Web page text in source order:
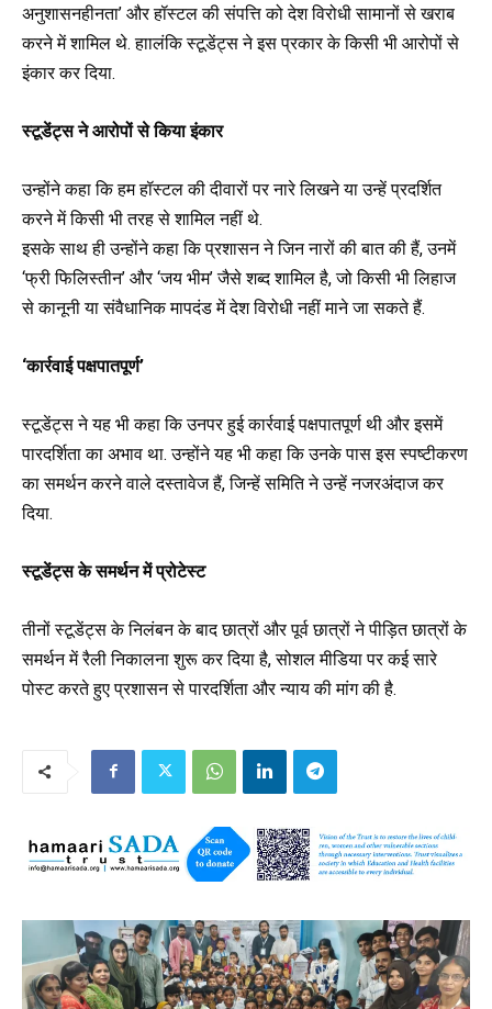
अनुशासनहीनता’ और हॉस्टल की संपत्ति को देश विरोधी सामानों से खराब
करने में शामिल थे. हाालंकि स्टूडेंट्स ने इस प्रकार के किसी भी आरोपों से
इंकार कर दिया.
स्टूडेंट्स ने आरोपों से किया इंकार
उन्होंने कहा कि हम हॉस्टल की दीवारों पर नारे लिखने या उन्हें प्रदर्शित
करने में किसी भी तरह से शामिल नहीं थे.
इसके साथ ही उन्होंने कहा कि प्रशासन ने जिन नारों की बात की हैं, उनमें
‘फ्री फिलिस्तीन’ और ‘जय भीम’ जैसे शब्द शामिल है, जो किसी भी लिहाज
से कानूनी या संवैधानिक मापदंड में देश विरोधी नहीं माने जा सकते हैं.
‘कार्रवाई पक्षपातपूर्ण’
स्टूडेंट्स ने यह भी कहा कि उनपर हुई कार्रवाई पक्षपातपूर्ण थी और इसमें
पारदर्शिता का अभाव था. उन्होंने यह भी कहा कि उनके पास इस स्पष्टीकरण
का समर्थन करने वाले दस्तावेज हैं, जिन्हें समिति ने उन्हें नजरअंदाज कर
दिया.
स्टूडेंट्स के समर्थन में प्रोटेस्ट
तीनों स्टूडेंट्स के निलंबन के बाद छात्रों और पूर्व छात्रों ने पीड़ित छात्रों के
समर्थन में रैली निकालना शुरू कर दिया है, सोशल मीडिया पर कई सारे
पोस्ट करते हुए प्रशासन से पारदर्शिता और न्याय की मांग की है.